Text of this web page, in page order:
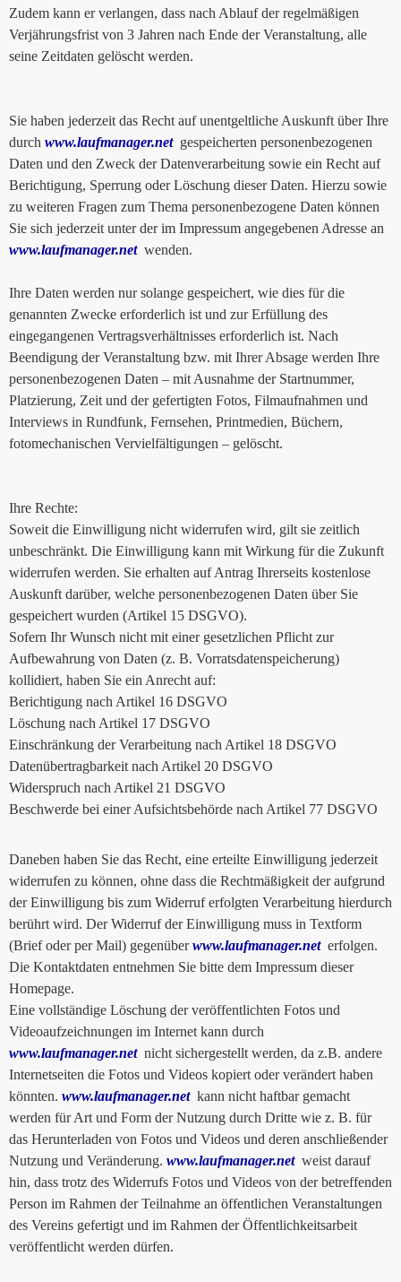
Zudem kann er verlangen, dass nach Ablauf der regelmäßigen
Verjährungsfrist von 3 Jahren nach Ende der Veranstaltung, alle
seine Zeitdaten gelöscht werden.
Sie haben jederzeit das Recht auf unentgeltliche Auskunft über Ihre
durch www.laufmanager.netgespeicherten personenbezogenen
Daten und den Zweck der Datenverarbeitung sowie ein Recht auf
Berichtigung, Sperrung oder Löschung dieser Daten. Hierzu sowie
zu weiteren Fragen zum Thema personenbezogene Daten können
Sie sich jederzeit unter der im Impressum angegebenen Adresse an
www.laufmanager.netwenden.
Ihre Daten werden nur solange gespeichert, wie dies für die
genannten Zwecke erforderlich ist und zur Erfüllung des
eingegangenen Vertragsverhältnisses erforderlich ist. Nach
Beendigung der Veranstaltung bzw. mit Ihrer Absage werden Ihre
personenbezogenen Daten – mit Ausnahme der Startnummer,
Platzierung, Zeit und der gefertigten Fotos, Filmaufnahmen und
Interviews in Rundfunk, Fernsehen, Printmedien, Büchern,
fotomechanischen Vervielfältigungen – gelöscht.
Ihre Rechte:
Soweit die Einwilligung nicht widerrufen wird, gilt sie zeitlich
unbeschränkt. Die Einwilligung kann mit Wirkung für die Zukunft
widerrufen werden. Sie erhalten auf Antrag Ihrerseits kostenlose
Auskunft darüber, welche personenbezogenen Daten über Sie
gespeichert wurden (Artikel 15 DSGVO).
Sofern Ihr Wunsch nicht mit einer gesetzlichen Pflicht zur
Aufbewahrung von Daten (z. B. Vorratsdatenspeicherung)
kollidiert, haben Sie ein Anrecht auf:
Berichtigung nach Artikel 16 DSGVO
Löschung nach Artikel 17 DSGVO
Einschränkung der Verarbeitung nach Artikel 18 DSGVO
Datenübertragbarkeit nach Artikel 20 DSGVO
Widerspruch nach Artikel 21 DSGVO
Beschwerde bei einer Aufsichtsbehörde nach Artikel 77 DSGVO
Daneben haben Sie das Recht, eine erteilte Einwilligung jederzeit
widerrufen zu können, ohne dass die Rechtmäßigkeit der aufgrund
der Einwilligung bis zum Widerruf erfolgten Verarbeitung hierdurch
berührt wird. Der Widerruf der Einwilligung muss in Textform
(Brief oder per Mail) gegenüberwww.laufmanager.neterfolgen.
Die Kontaktdaten entnehmen Sie bitte dem Impressum dieser
Homepage.
Eine vollständige Löschung der veröffentlichten Fotos und
Videoaufzeichnungen im Internet kann durch
www.laufmanager.netnicht sichergestellt werden, da z.B. andere
Internetseiten die Fotos und Videos kopiert oder verändert haben
könnten. www.laufmanager.netkann nicht haftbar gemacht
werden für Art und Form der Nutzung durch Dritte wie z. B. für
das Herunterladen von Fotos und Videos und deren anschließender
Nutzung und Veränderung. www.laufmanager.netweist darauf
hin, dass trotz des Widerrufs Fotos und Videos von der betreffenden
Person im Rahmen der Teilnahme an öffentlichen Veranstaltungen
des Vereins gefertigt und im Rahmen der Öffentlichkeitsarbeit
veröffentlicht werden dürfen.